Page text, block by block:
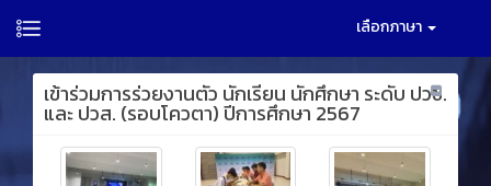
เลือกภาษา
เข้าร่วมการร่วยงานตัว นักเรียน นักศึกษา ระดับ ปวช.
และ ปวส. (รอบโควตา) ปีการศึกษา 2567